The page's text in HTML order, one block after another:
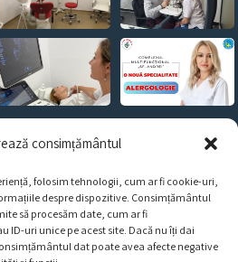
consimțământul
folosim tehnologii, cum ar fi cookie-uri,
despre dispozitive. Consimțământul
să procesăm date, cum ar fi
ID-uri unice pe acest site. Dacă nu îți dai
dat poate avea afecte negative
nr. 36-38, Sector 5, București.